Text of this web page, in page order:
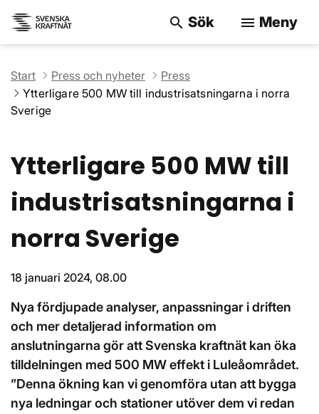
search Sök menu Meny
Start Press och nyheter
Press
Ytterligare 500 MW till industrisatsningarna i norra
Sverige
Ytterligare 500 MW till
industrisatsningarna i
norra Sverige
18 januari 2024, 08.00
Nya fördjupade analyser, anpassningar i driften
och mer detaljerad information om
anslutningarna gör att Svenska kraftnät kan öka
tilldelningen med 500 MW effekt i Luleåområdet.
”Denna ökning kan vi genomföra utan att bygga
nya ledningar och stationer utöver dem vi redan